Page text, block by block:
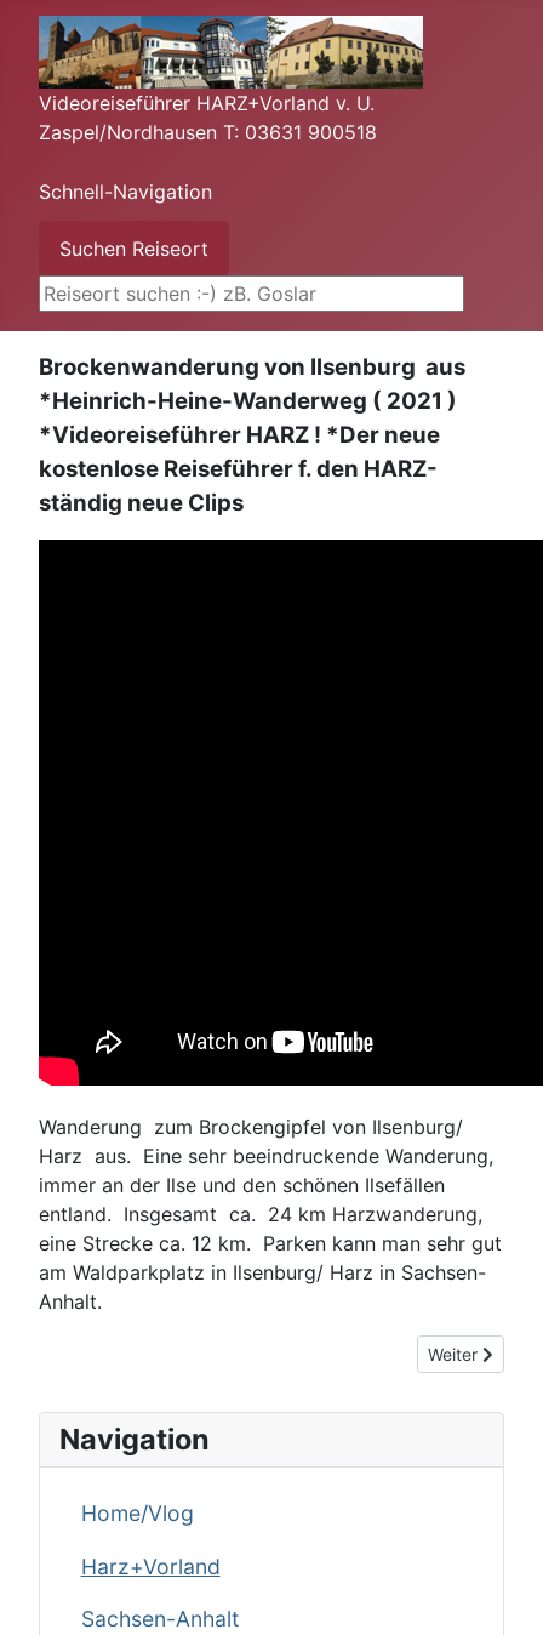
Videoreiseführer HARZ+Vorland v. U.
Zaspel/Nordhausen T: 03631 900518
Schnell-Navigation
Suchen Reiseort
Navigation
Home/Vlog
Harz+Vorland
Sachsen-Anhalt
Brockenwanderung von Ilsenburg aus
*Heinrich-Heine-Wanderweg ( 2021 )
*Videoreiseführer HARZ ! *Der neue
kostenlose Reiseführer f. den HARZ-
ständig neue Clips
Wanderung zum Brockengipfel von Ilsenburg/
Harz aus. Eine sehr beeindruckende Wanderung,
immer an der Ilse und den schönen Ilsefällen
entland. Insgesamt ca. 24 km Harzwanderung,
eine Strecke ca. 12 km. Parken kann man sehr gut
am Waldparkplatz in Ilsenburg/ Harz in Sachsen-
Anhalt.
Nächster
Weiter